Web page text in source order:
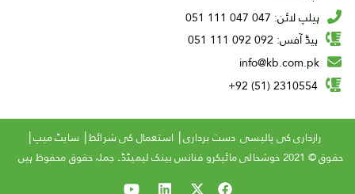
047 111 051
092 111 051
2310554
کی پالیسی دست برداری استعمال کی شرائط سایٹ میپ